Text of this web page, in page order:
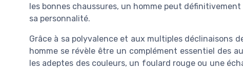
les bonnes chaussures, un homme peut
sa personnalité.
Grâce à sa polyvalence et aux multiples déclinaisons
homme se révèle être un complément essentiel des
les adeptes des couleurs, un foulard rouge ou une